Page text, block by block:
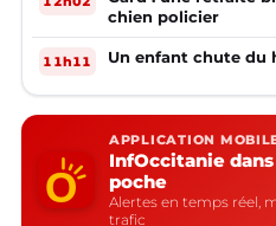
chien policier
11h11 Un enfant chute du
APPLICATION
InfOccitanie
poche
Alertes en temps réel,
trafic